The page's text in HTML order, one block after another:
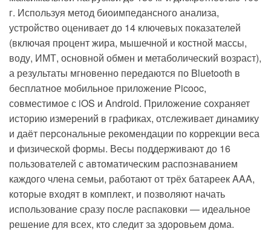
г. Используя метод биоимпедансного анализа,
устройство оценивает до 14 ключевых показателей
(включая процент жира, мышечной и костной массы,
воду, ИМТ, основной обмен и метаболический возраст),
а результаты мгновенно передаются по Bluetooth в
бесплатное мобильное приложение Picooc,
совместимое с iOS и Android. Приложение сохраняет
историю измерений в графиках, отслеживает динамику
и даёт персональные рекомендации по коррекции веса
и физической формы. Весы поддерживают до 16
пользователей с автоматическим распознаванием
каждого члена семьи, работают от трёх батареек AAA,
которые входят в комплект, и позволяют начать
использование сразу после распаковки — идеальное
решение для всех, кто следит за здоровьем дома.